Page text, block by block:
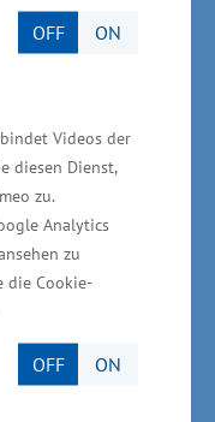
OFF ON
Videos der
diesen Dienst,
zu.
Analytics
zu
die Cookie-
OFF ON
Landes sehr
daher schon
Euro für 199
Millionen
und